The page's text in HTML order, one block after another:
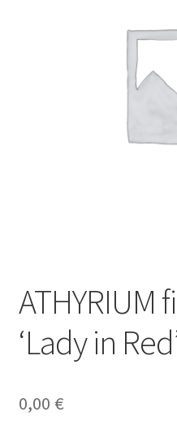
ATHYRIUM
‘Lady in
0,00 €